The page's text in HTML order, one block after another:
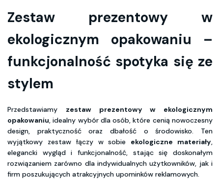
Zestaw prezentowy w
ekologicznym opakowaniu –
funkcjonalność spotyka się ze
stylem
Przedstawiamy zestaw prezentowy w ekologicznym
opakowaniu, idealny wybór dla osób, które cenią nowoczesny
design, praktyczność oraz dbałość o środowisko. Ten
wyjątkowy zestaw łączy w sobie ekologiczne materiały,
elegancki wygląd i funkcjonalność, stając się doskonałym
rozwiązaniem zarówno dla indywidualnych użytkowników, jak i
firm poszukujących atrakcyjnych upominków reklamowych.